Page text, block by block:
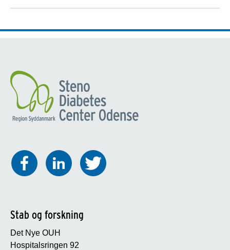
Stab og forskning
Det Nye OUH
Hospitalsringen 92